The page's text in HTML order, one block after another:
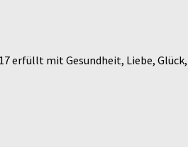
erfüllt mit Gesundheit, Liebe, Glück,